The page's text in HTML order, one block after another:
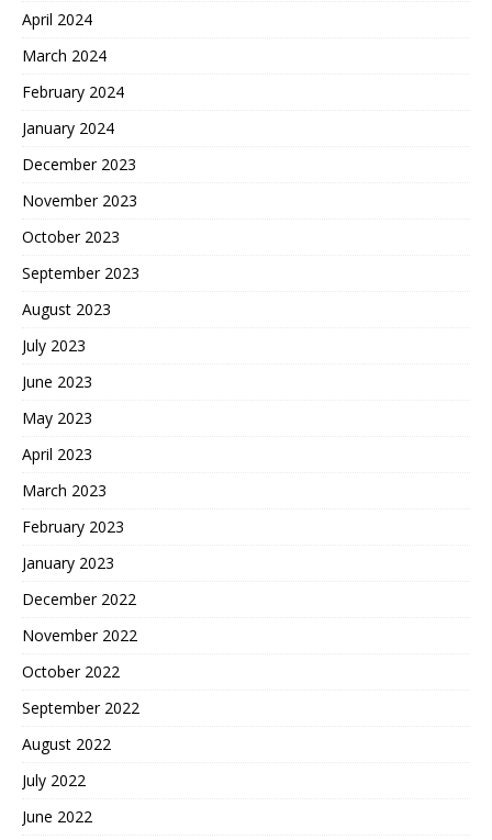
April 2024
March 2024
February 2024
January 2024
December 2023
November 2023
October 2023
September 2023
August 2023
July 2023
June 2023
May 2023
April 2023
March 2023
February 2023
January 2023
December 2022
November 2022
October 2022
September 2022
August 2022
July 2022
June 2022